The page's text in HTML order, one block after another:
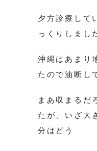
夕方診療して
っくりしまし
沖縄はあまり
たので油断し
まあ収まるだ
たが、いざ大
分はどう